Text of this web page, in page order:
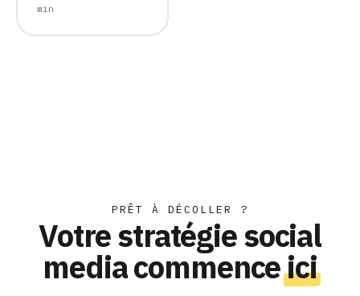
min
PRÊT À DÉCOLLER ?
Votre stratégie social
media commenceici